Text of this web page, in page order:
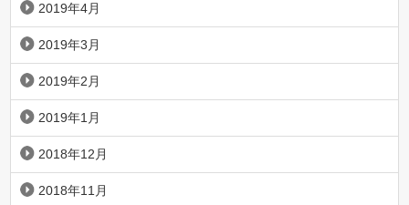
2019年4月
2019年3月
2019年2月
2019年1月
2018年12月
2018年11月